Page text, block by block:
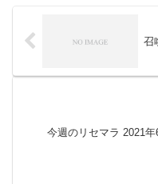
召
今週のリセマラ 2021